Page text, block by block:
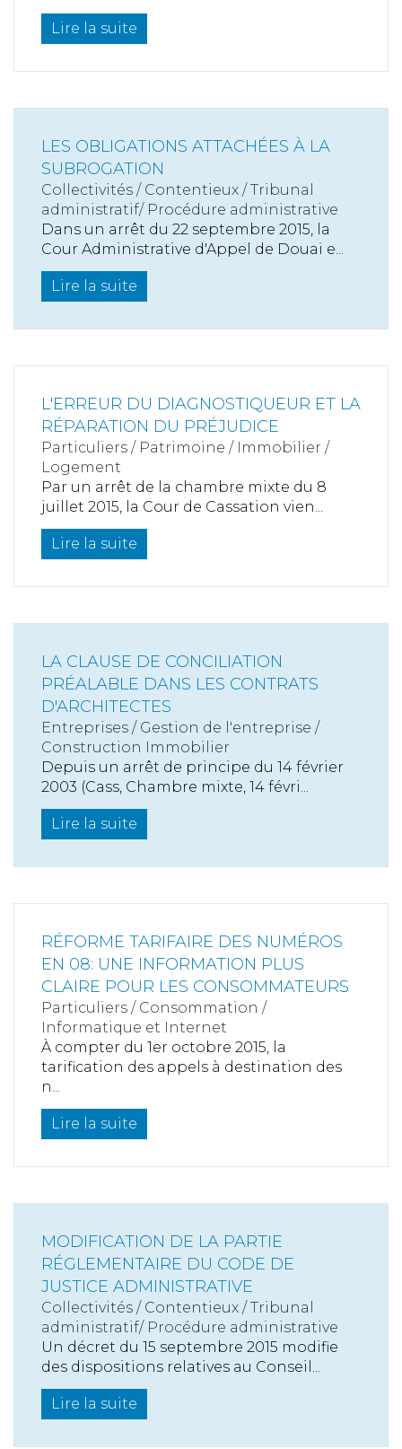
Lire la suite
LES OBLIGATIONS ATTACHÉES À LA
SUBROGATION
Collectivités / Contentieux / Tribunal
administratif/ Procédure administrative
Dans un arrêt du 22 septembre 2015, la
Cour Administrative d'Appel de Douai e...
Lire la suite
L'ERREUR DU DIAGNOSTIQUEUR ET LA
RÉPARATION DU PRÉJUDICE
Particuliers / Patrimoine / Immobilier /
Logement
Par un arrêt de la chambre mixte du 8
juillet 2015, la Cour de Cassation vien...
Lire la suite
LA CLAUSE DE CONCILIATION
PRÉALABLE DANS LES CONTRATS
D'ARCHITECTES
Entreprises / Gestion de l'entreprise /
Construction Immobilier
Depuis un arrêt de principe du 14 février
2003 (Cass, Chambre mixte, 14 févri...
Lire la suite
RÉFORME TARIFAIRE DES NUMÉROS
EN 08: UNE INFORMATION PLUS
CLAIRE POUR LES CONSOMMATEURS
Particuliers / Consommation /
Informatique et Internet
À compter du 1er octobre 2015, la
tarification des appels à destination des
n...
Lire la suite
MODIFICATION DE LA PARTIE
RÉGLEMENTAIRE DU CODE DE
JUSTICE ADMINISTRATIVE
Collectivités / Contentieux / Tribunal
administratif/ Procédure administrative
Un décret du 15 septembre 2015 modifie
des dispositions relatives au Conseil...
Lire la suite